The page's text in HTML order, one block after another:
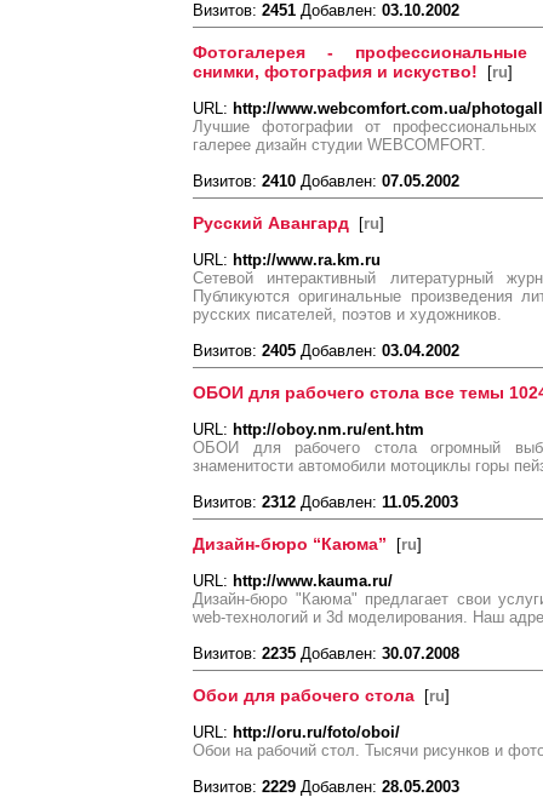
Визитов: 2451 Добавлен: 03.10.2002
Фотогалерея - профессиональные
снимки, фотография и искуство! [ru]
URL: http://www.webcomfort.com.ua/
Лучшие фотографии от
галерее дизайн студии WEBCOMFORT.
Визитов: 2410 Добавлен: 07.05.2002
Русский Авангард [ru]
URL: http://www.ra.km.ru
Сетевой интерактивный литературный
Публикуются оригинальные произведения
русских писателей, поэтов и художников.
Визитов: 2405 Добавлен: 03.04.2002
ОБОИ для рабочего стола все темы
URL: http://oboy.nm.ru/ent.htm
ОБОИ для рабочего стола огромный
знаменитости автомобили мотоциклы горы
Визитов: 2312 Добавлен: 11.05.2003
Дизайн-бюро “Каюма” [ru]
URL: http://www.kauma.ru/
Дизайн-бюро "Каюма" предлагает свои
web-технологий и 3d моделирования. Наш
Визитов: 2235 Добавлен: 30.07.2008
Обои для рабочего стола [ru]
URL: http://oru.ru/foto/oboi/
Обои на рабочий стол. Тысячи рисунков и
Визитов: 2229 Добавлен: 28.05.2003